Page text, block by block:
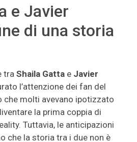
e Javier
di una storia
tra Shaila Gatta e Javier
l’attenzione dei fan del
che molti avevano ipotizzato
la prima coppia di
Tuttavia, le anticipazioni
che la storia tra i due non è